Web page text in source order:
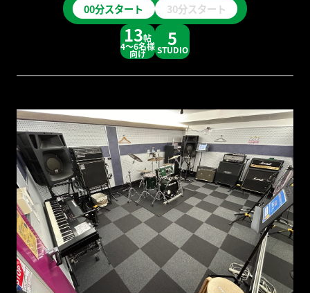
東京バンドスタジオはこちら
00分スタート 30分スタート
13帖
4～6名様
向け
5
STUDIO